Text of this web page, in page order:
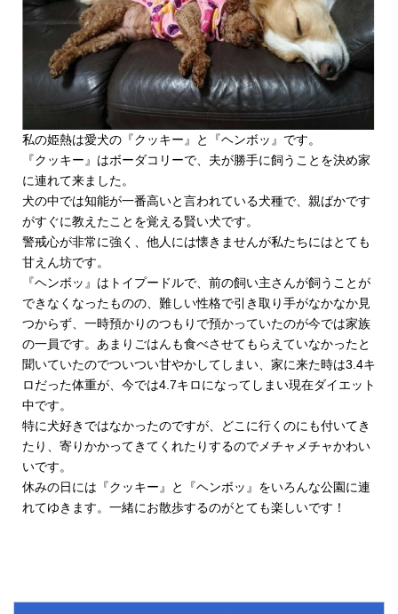
私の姫熱は愛犬の『クッキー』と『ヘンボッ』です。
『クッキー』はボーダコリーで、夫が勝手に飼うことを決め家
に連れて来ました。
犬の中では知能が一番高いと言われている犬種で、親ばかです
がすぐに教えたことを覚える賢い犬です。
警戒心が非常に強く、他人には懐きませんが私たちにはとても
甘えん坊です。
『ヘンボッ』はトイプードルで、前の飼い主さんが飼うことが
できなくなったものの、難しい性格で引き取り手がなかなか見
つからず、一時預かりのつもりで預かっていたのが今では家族
の一員です。あまりごはんも食べさせてもらえていなかったと
聞いていたのでついつい甘やかしてしまい、家に来た時は3.4キ
ロだった体重が、今では4.7キロになってしまい現在ダイエット
中です。
特に犬好きではなかったのですが、どこに行くのにも付いてき
たり、寄りかかってきてくれたりするのでメチャメチャかわい
いです。
休みの日には『クッキー』と『ヘンボッ』をいろんな公園に連
れてゆきます。一緒にお散歩するのがとても楽しいです！